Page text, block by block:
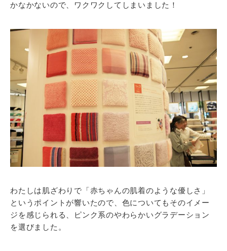
かなかないので、ワクワクしてしまいました！
わたしは肌ざわりで「赤ちゃんの肌着のような優しさ」
というポイントが響いたので、色についてもそのイメー
ジを感じられる、ピンク系のやわらかいグラデーション
を選びました。